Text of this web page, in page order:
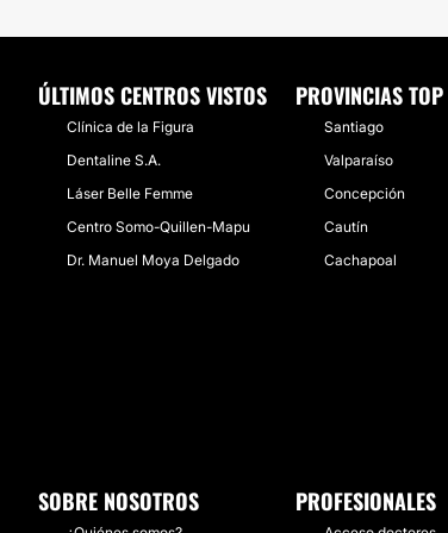
ÚLTIMOS CENTROS VISTOS
Clínica de la Figura
Dentaline S.A.
Láser Belle Femme
Centro Somo-Quillen-Mapu
Dr. Manuel Moya Delgado
PROVINCIAS TOP
Santiago
Valparaíso
Concepción
Cautín
Cachapoal
SOBRE NOSOTROS PROFESIONALES